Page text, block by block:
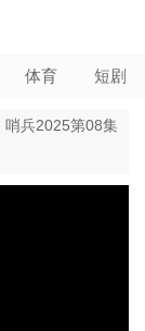
体育 短剧
哨兵2025第08集